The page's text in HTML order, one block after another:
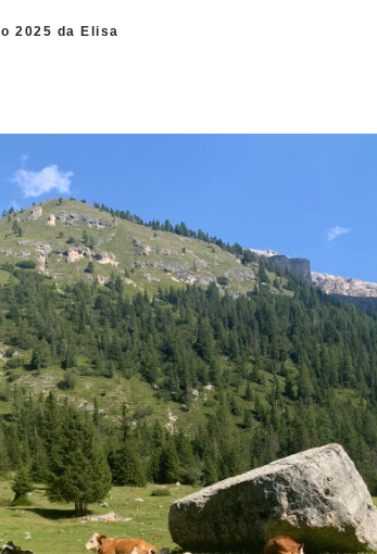
2025 da Elisa